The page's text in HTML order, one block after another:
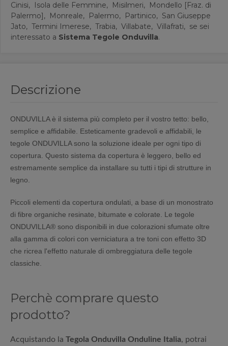
Cinisi,
Isola delle Femmine, Misilmeri,
Mondello [Fraz. di
Palermo],
Monreale, Palermo, Partinico, San Giuseppe
Jato, Termini Imerese, Trabia, Villabate, Villafrati, se sei
interessato a Sistema Tegole Onduvilla.
Descrizione
ONDUVILLA è il sistema più completo per il vostro tetto: bello,
semplice e affidabile. Esteticamente gradevoli e affidabili, le
tegole ONDUVILLA sono la soluzione ideale per ogni tipo di
copertura. Questo sistema da copertura è leggero, bello ed
estremamente semplice da installare su tutti i tipi di strutture in
legno.
Piccoli elementi da copertura ondulati, a base di un monostrato
di fibre organiche resinate, bitumate e colorate. Le tegole
ONDUVILLA® sono disponibili in due colorazioni sfumate oltre
alla gamma di colori con verniciatura a tre toni con effetto 3D
che ricrea l'effetto naturale di ombreggiatura delle tegole
classiche.
Perchè comprare questo
prodotto?
Acquistando la Tegola Onduvilla Onduline Italia, potrai